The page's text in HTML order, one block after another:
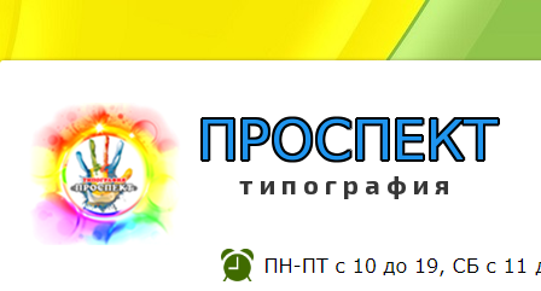
т и п о г р а ф и я